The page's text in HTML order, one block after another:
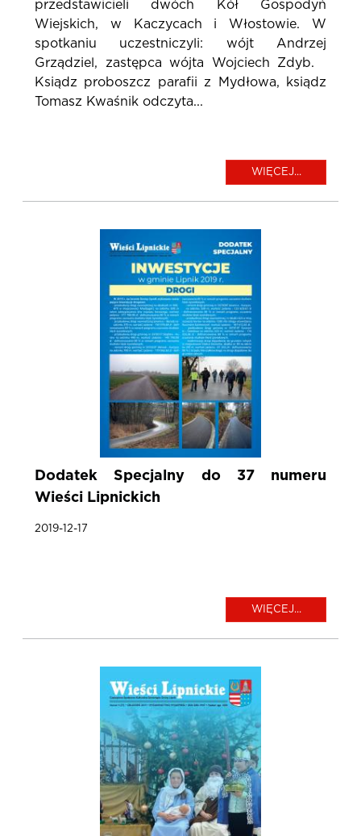
przedstawicieli dwóch Kół Gospodyń
Wiejskich, w Kaczycach i Włostowie. W
spotkaniu uczestniczyli: wójt Andrzej
Grządziel, zastępca wójta Wojciech Zdyb.
Ksiądz proboszcz parafii z Mydłowa, ksiądz
Tomasz Kwaśnik odczyta...
WIĘCEJ...
Dodatek Specjalny do 37 numeru
Wieści Lipnickich
2019-12-17
WIĘCEJ...